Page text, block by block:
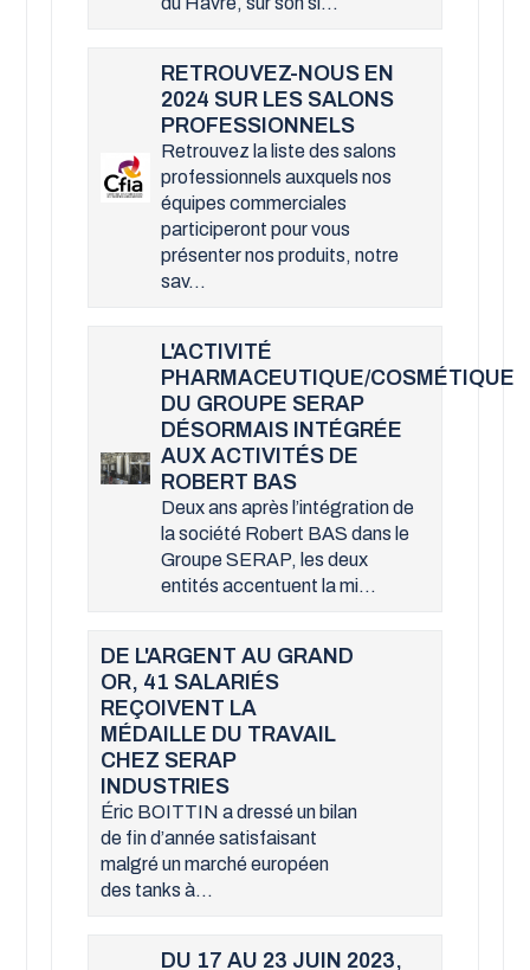
RETROUVEZ-NOUS EN
2024 SUR LES SALONS
PROFESSIONNELS
Retrouvez la liste des salons
professionnels auxquels nos
équipes commerciales
participeront pour vous
présenter nos produits, notre
sav...
L'ACTIVITÉ
PHARMACEUTIQUE/COSMÉTIQUE
DU GROUPE SERAP
DÉSORMAIS INTÉGRÉE
AUX ACTIVITÉS DE
ROBERT BAS
Deux ans après l’intégration de
la société Robert BAS dans le
Groupe SERAP, les deux
entités accentuent la mi...
DE L'ARGENT AU GRAND
OR, 41 SALARIÉS
REÇOIVENT LA
MÉDAILLE DU TRAVAIL
CHEZ SERAP
INDUSTRIES
Éric BOITTIN a dressé un bilan
de fin d’année satisfaisant
malgré un marché européen
des tanks à...
DU 17 AU 23 JUIN 2023,